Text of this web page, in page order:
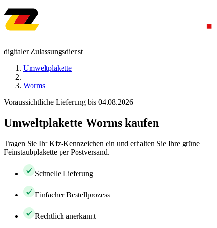
digitaler Zulassungsdienst
Umweltplakette
Worms
Voraussichtliche Lieferung bis 04.08.2026
Umweltplakette Worms kaufen
Tragen Sie Ihr Kfz-Kennzeichen ein und erhalten Sie Ihre grüne
Feinstaubplakette per Postversand.
Schnelle Lieferung
Einfacher Bestellprozess
Rechtlich anerkannt